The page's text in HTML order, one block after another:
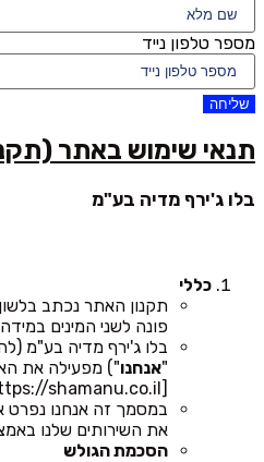
מספר טלפון נייד
שליחה
תנאי שימוש באתר
בלו ג'ירף מדיה בע"מ
כללי
תקנון האתר נכתב
פונה לשני המינים
בלו ג'ירף מדיה בע"מ
"אנחנו") מפעילה את
[https://shamanu.co.il/] (להלן: "
במסמך זה אנחנו נפרט
את השירותים שלנו
הסכמת הגולש